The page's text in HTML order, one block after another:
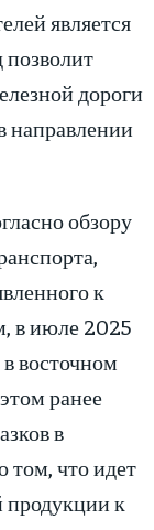
является
позволит
дороги
направлении
обзору
к
в июле 2025
восточном
ранее
в
том, что идет
продукции к